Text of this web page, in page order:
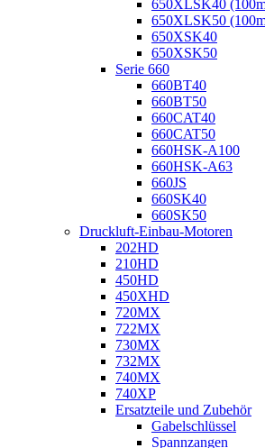
650XLSK40
650XLSK50
650XSK40
650XSK50
Serie 660
660BT40
660BT50
660CAT40
660CAT50
660HSK-A100
660HSK-A63
660JS
660SK40
660SK50
Druckluft-Einbau-Motoren
202HD
210HD
450HD
450XHD
720MX
722MX
730MX
732MX
740MX
740XP
Ersatzteile und Zubehör
Gabelschlüssel
Spannzangen